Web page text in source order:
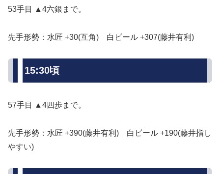
53手目 ▲4六銀まで。
先手形勢：水匠 +30(互角) 白ビール +307(藤井有利)
15:30頃
57手目 ▲4四歩まで。
先手形勢：水匠 +390(藤井有利) 白ビール +190(藤井指し
やすい)